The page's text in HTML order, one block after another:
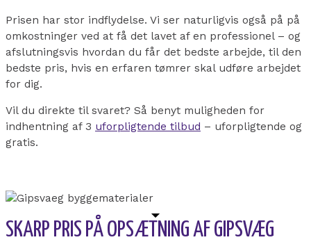
Prisen har stor indflydelse. Vi ser naturligvis også på på
omkostninger ved at få det lavet af en professionel – og
afslutningsvis hvordan du får det bedste arbejde, til den
bedste pris, hvis en erfaren tømrer skal udføre arbejdet
for dig.
Vil du direkte til svaret? Så benyt muligheden for
indhentning af 3 uforpligtende tilbud – uforpligtende og
gratis.
SKARP PRIS PÅ OPSÆTNING AF GIPSVÆG